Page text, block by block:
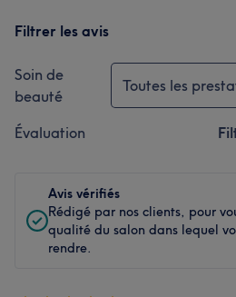
Filtrer les avis
Soin de
beauté
Toutes les
Évaluation
Avis vérifiés
Rédigé par nos clients, pour
qualité du salon dans lequel
rendre.